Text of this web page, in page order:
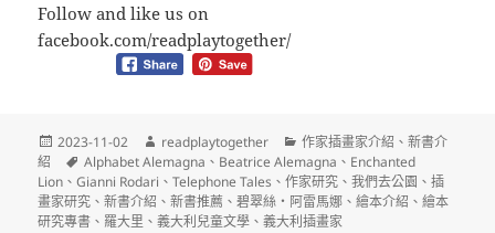
Follow and like us on
facebook.com/readplaytogether/
發
佈
日
期:
2023-11-02
作
者
readplaytogether
分
類
作家插畫家介紹 、新書介
紹
標
籤
Alphabet Alemagna 、 Beatrice Alemagna 、 Enchanted
Lion 、Gianni Rodari 、Telephone Tales 、作家研究 、我們去公園 、插
畫家研究 、新書介紹 、新書推薦 、碧翠絲‧阿雷馬娜 、繪本介紹 、繪本
研究專書 、 羅大里 、義大利兒童文學 、義大利插畫家